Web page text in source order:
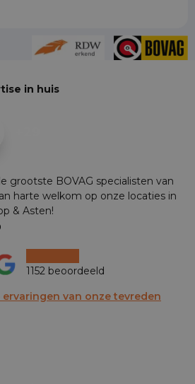
in huis
grootste BOVAG specialisten van
harte welkom op onze locaties in
& Asten!
1152 beoordeeld
ervaringen van onze tevreden